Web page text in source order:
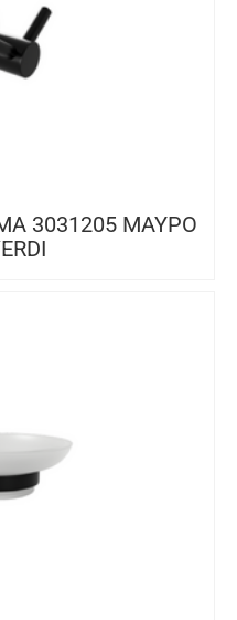
3031205 ΜΑΥΡΟ